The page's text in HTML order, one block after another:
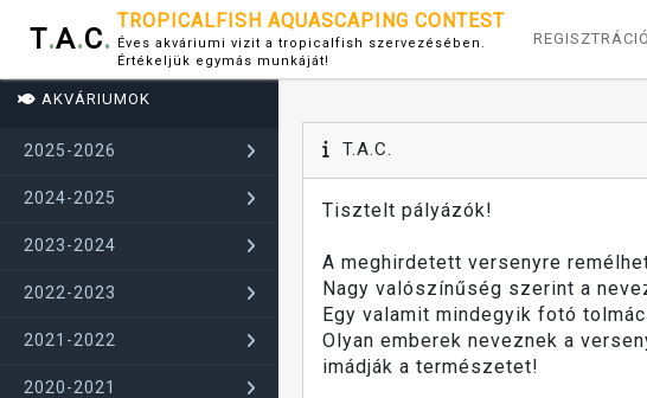
T.A.C.
TROPICALFISH AQUASCAPING CONTEST
Éves akváriumi vizit a tropicalfish szervezésében.
Értékeljük egymás munkáját!
REGISZTRÁCIÓ
AKVÁRIUMOK
2025-2026
2024-2025
2023-2024
2022-2023
2021-2022
2020-2021
T.A.C.
Tisztelt pályázók!
A meghirdetett versenyre
Nagy valószínűség szerint a
Egy valamit mindegyik fotó
Olyan emberek neveznek a
imádják a természetet!